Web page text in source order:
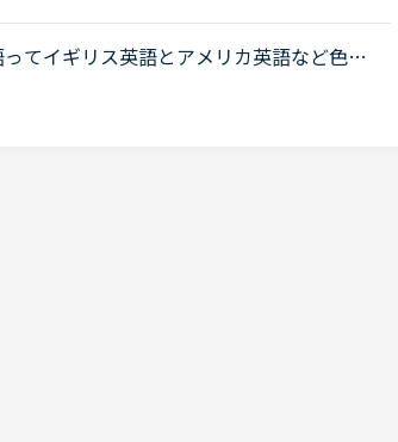
てイギリス英語とアメリカ英語など色々
語ってどんなところが違うのでしょう